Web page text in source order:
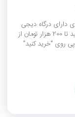
دارای درگاه دیجی
را اعمال کنید تا 200 هزار تومان از
روی "خرید کنید"